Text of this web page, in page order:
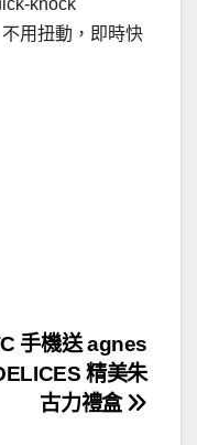
用扭動，即時快
手機送 agnes
精美朱
古力禮盒